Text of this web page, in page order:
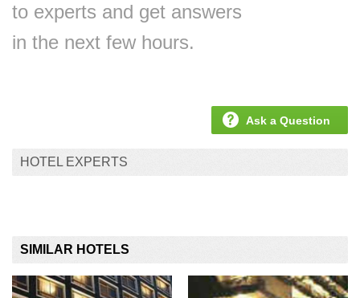
to experts and get answers
in the next few hours.
Ask a Question
HOTEL EXPERTS
SIMILAR HOTELS